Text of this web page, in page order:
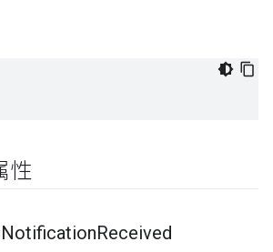
性
NotificationReceived